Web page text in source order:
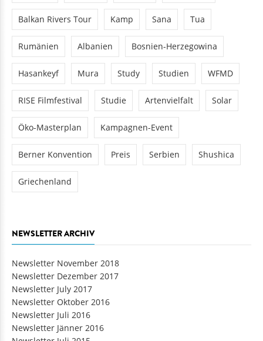
Balkan Rivers Tour Kamp Sana Tua
Rumänien Albanien Bosnien-Herzegowina
Hasankeyf Mura Study Studien WFMD
RISE Filmfestival Studie Artenvielfalt Solar
Öko-Masterplan Kampagnen-Event
Berner Konvention Preis Serbien Shushica
Griechenland
Newsletter Dezember 2017
Newsletter July 2017
Newsletter Oktober 2016
Newsletter Juli 2016
Newsletter Jänner 2016
Newsletter Juli 2015